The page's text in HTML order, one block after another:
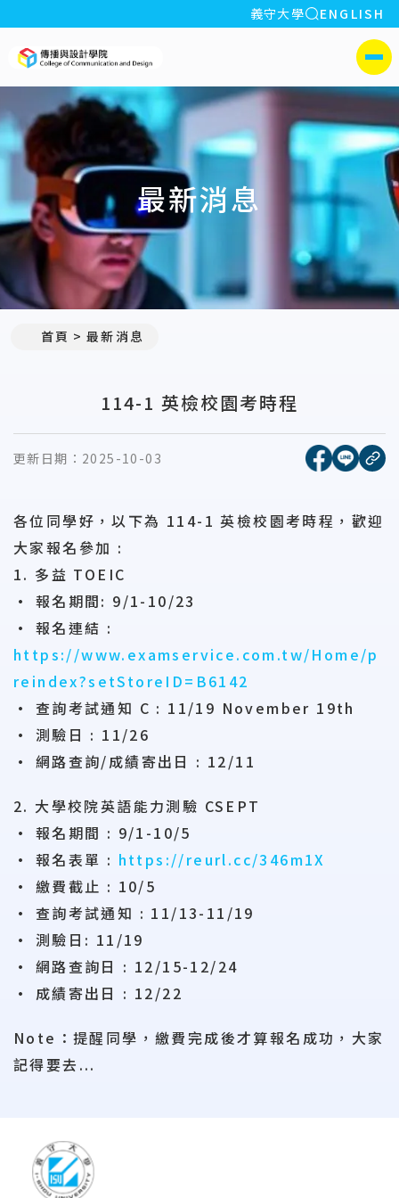
:::
義守大學 全站搜索
ENGLISH
側選單
最新消息
首頁 最新消息
114-1 英檢校園考時程
更新日期： 2025-10-03 [另開新
[另開
複
各位同學好，以下為 114-1 英檢校園考時程，歡迎
大家報名參加 :
1. 多益 TOEIC
• 報名期間: 9/1-10/23
• 報名連結 :
https://www.examservice.com.tw/Home/p
reindex?setStoreID=B6142
• 查詢考試通知 C : 11/19 November 19th
• 測驗日 : 11/26
• 網路查詢/成績寄出日 : 12/11
2. 大學校院英語能力測驗 CSEPT
• 報名期間 : 9/1-10/5
• 報名表單 : https://reurl.cc/346m1X
• 繳費截止 : 10/5
• 查詢考試通知 : 11/13-11/19
• 測驗日: 11/19
• 網路查詢日 : 12/15-12/24
• 成績寄出日 : 12/22
Note：提醒同學，繳費完成後才算報名成功，大家
記得要去...